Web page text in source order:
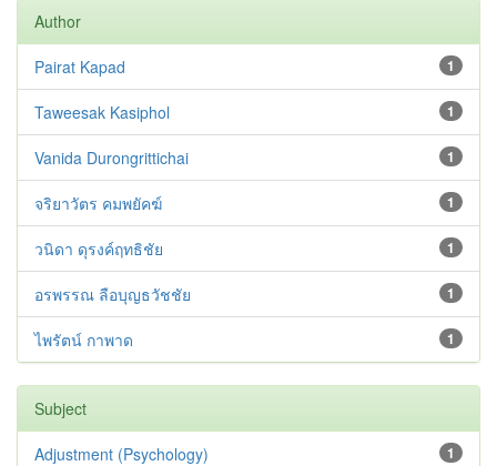
Author
1
Pairat Kapad
1
Taweesak Kasiphol
1
Vanida Durongrittichai
1
จริยาวัตร คมพยัคฆ์
1
วนิดา ดุรงค์ฤทธิชัย
1
อรพรรณ ลือบุญธวัชชัย
1
ไพรัตน์ กาพาด
Subject
1
Adjustment ‪(Psychology)